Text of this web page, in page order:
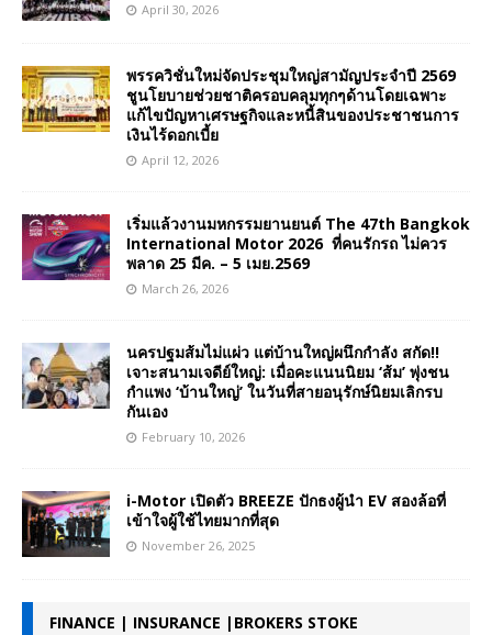
April 30, 2026
พรรควิชั่นใหม่จัดประชุมใหญ่สามัญประจำปี 2569
ชูนโยบายช่วยชาติครอบคลุมทุกๆด้านโดยเฉพาะ
แก้ไขปัญหาเศรษฐกิจและหนี้สินของประชาชนการ
เงินไร้ดอกเบี้ย
April 12, 2026
เริ่มแล้วงานมหกรรมยานยนต์ The 47th Bangkok
International Motor 2026 ที่คนรักรถ ไม่ควร
พลาด 25 มีค. – 5 เมย.2569
March 26, 2026
นครปฐมส้มไม่แผ่ว แต่บ้านใหญ่ผนึกกำลัง สกัด!!
เจาะสนามเจดีย์ใหญ่: เมื่อคะแนนนิยม ‘ส้ม’ พุ่งชน
กำแพง ‘บ้านใหญ่’ ในวันที่สายอนุรักษ์นิยมเลิกรบ
กันเอง
February 10, 2026
i-Motor เปิดตัว BREEZE ปักธงผู้นำ EV สองล้อที่
เข้าใจผู้ใช้ไทยมากที่สุด
November 26, 2025
FINANCE | INSURANCE |BROKERS STOKE